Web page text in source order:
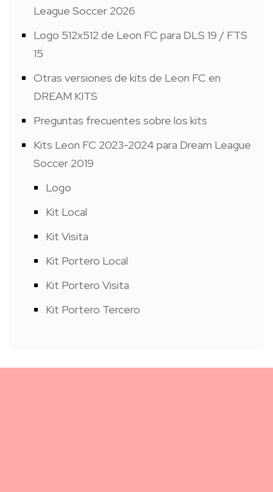
League Soccer 2026
Logo 512x512 de Leon FC para DLS 19 / FTS
15
Otras versiones de kits de Leon FC en
DREAM KITS
Preguntas frecuentes sobre los kits
Kits Leon FC 2023-2024 para Dream League
Soccer 2019
Logo
Kit Local
Kit Visita
Kit Portero Local
Kit Portero Visita
Kit Portero Tercero